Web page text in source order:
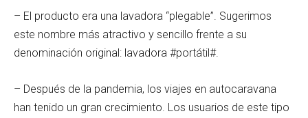
– El producto era una lavadora “plegable”. Sugerimos
este nombre más atractivo y sencillo frente a su
denominación original: lavadora #portátil#.
– Después de la pandemia, los viajes en autocaravana
han tenido un gran crecimiento. Los usuarios de este tipo